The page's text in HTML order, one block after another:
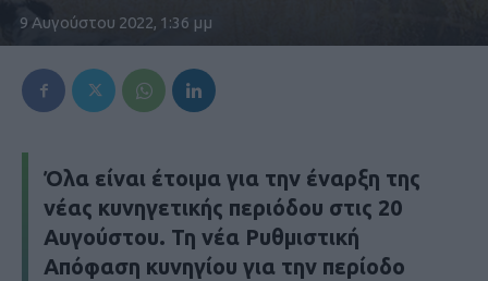
9 Αυγούστου 2022, 1:36 μμ
Όλα είναι έτοιμα για την έναρξη της
νέας κυνηγετικής περιόδου στις 20
Αυγούστου. Τη νέα Ρυθμιστική
Απόφαση κυνηγίου για την περίοδο